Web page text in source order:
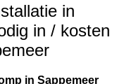
in
in / kosten
in Sappemeer